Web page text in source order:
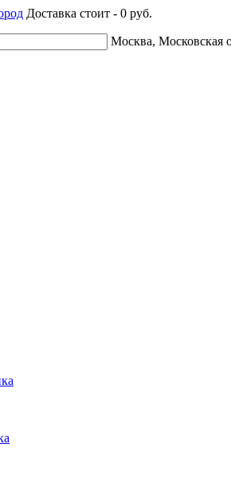
Доставка стоит - 0 руб.
Москва, Московская